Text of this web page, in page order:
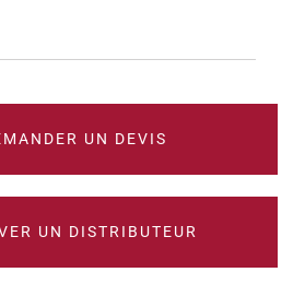
UN DEVIS
UN DISTRIBUTEUR